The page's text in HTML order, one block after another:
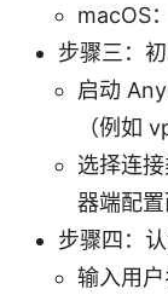
macOS
步骤三：
启动
（例如
选择连
器端配置
步骤四：
输入用